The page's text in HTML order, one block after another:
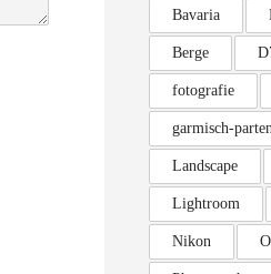
Bavaria
Berge
fotografie
garmisch-
Landscape
Lightroom
Nikon